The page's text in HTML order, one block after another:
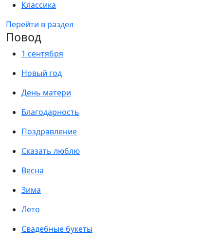
Классика
Перейти в раздел
Повод
1 сентября
Новый год
День матери
Благодарность
Поздравление
Сказать люблю
Весна
Зима
Лето
Свадебные букеты